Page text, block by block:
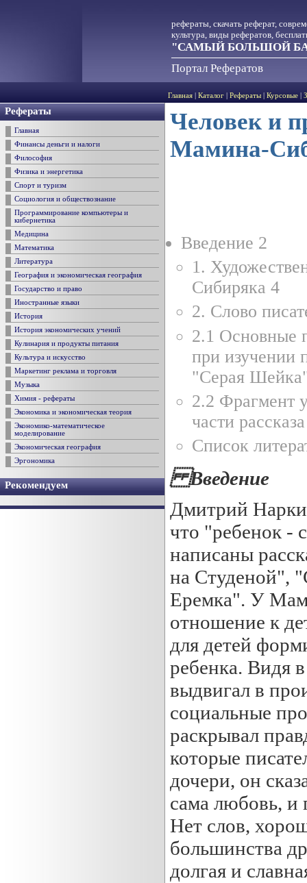
рефераты, скачать реферат,
культура, виды рефератов,
"САМЫЙ БОЛЬШОЙ
Портал Рефератов
Главная Каталог Рефераты Курсовые
Рефераты
Главная
Финансы деньги и налоги
Философия
Физика и энергетика
Спорт и туризм
Социология и обществознание
Программирование компьютеры и
кибернетика
Медицина
Математика
Литература
География и экономическая география
Государство и право
Иностранные языки
История
История экономических учений
Кулинария и продукты питания
Культура и искусство
Маркетинг реклама и торговля
Музыка
Химия - рефераты
Экономика и экономическая теория
Экономико-математическое
моделирование
Экономическая география
Эргономика
Рекомендуем
Человек и
Мамина-
Введение 2
1.
Сибиряка 4
2. Слово
2.1 Основные
при изучении
"Серая
2.2 Фрагмент
части
Список
Введение
Дмитрий
что "ребенок -
написаны
на Студеной",
Еремка". У
отношение к
для детей
ребенка. Видя
выдвигал в
социальные
раскрывал
которые
дочери, он
сама любовь, и
Нет слов,
большинства
долгая и